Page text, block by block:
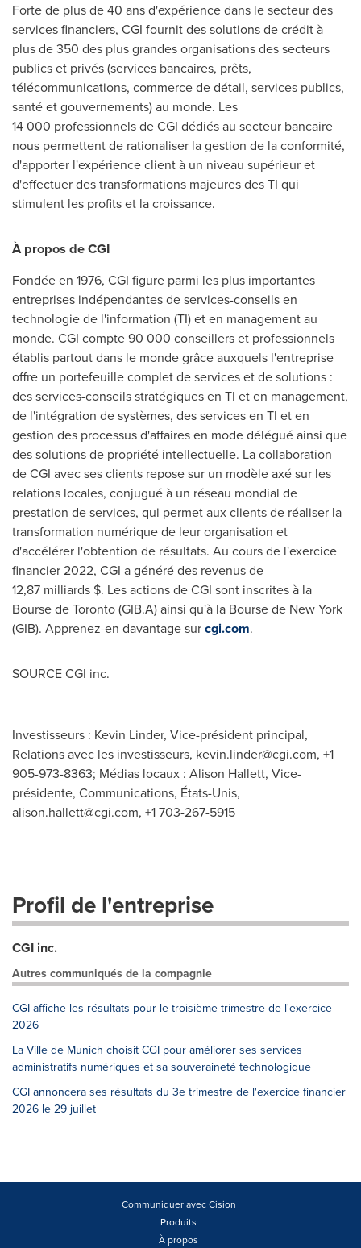
Forte de plus de 40 ans d'expérience dans le secteur des
services financiers, CGI fournit des solutions de crédit à
plus de 350 des plus grandes organisations des secteurs
publics et privés (services bancaires, prêts,
télécommunications, commerce de détail, services publics,
santé et gouvernements) au monde. Les
14 000 professionnels de CGI dédiés au secteur bancaire
nous permettent de rationaliser la gestion de la conformité,
d'apporter l'expérience client à un niveau supérieur et
d'effectuer des transformations majeures des TI qui
stimulent les profits et la croissance.
À propos de CGI
Fondée en 1976, CGI figure parmi les plus importantes
entreprises indépendantes de services-conseils en
technologie de l'information (TI) et en management au
monde. CGI compte 90 000 conseillers et professionnels
établis partout dans le monde grâce auxquels l'entreprise
offre un portefeuille complet de services et de solutions :
des services-conseils stratégiques en TI et en management,
de l'intégration de systèmes, des services en TI et en
gestion des processus d'affaires en mode délégué ainsi que
des solutions de propriété intellectuelle. La collaboration
de CGI avec ses clients repose sur un modèle axé sur les
relations locales, conjugué à un réseau mondial de
prestation de services, qui permet aux clients de réaliser la
transformation numérique de leur organisation et
d'accélérer l'obtention de résultats. Au cours de l'exercice
financier 2022, CGI a généré des revenus de
12,87 milliards $. Les actions de CGI sont inscrites à la
Bourse deToronto(GIB.A) ainsi qu'à la Bourse de New York
(GIB). Apprenez-en davantage surcgi.com.
SOURCE CGI inc.
Investisseurs : Kevin Linder, Vice-président principal,
Relations avec les investisseurs, kevin.linder@cgi.com, +1
905-973-8363; Médias locaux : Alison Hallett, Vice-
présidente, Communications, États-Unis,
alison.hallett@cgi.com, +1 703-267-5915
Profil de l'entreprise
CGI inc.
Autres communiqués de la compagnie
CGI affiche les résultats pour le troisième trimestre de l'exercice
2026
La Ville de Munich choisit CGI pour améliorer ses services
administratifs numériques et sa souveraineté technologique
CGI annoncera ses résultats du 3e trimestre de l'exercice financier
2026 le 29 juillet
Communiquer avec Cision
Produits
À propos